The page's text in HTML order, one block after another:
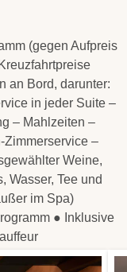
(gegen Aufpreis
an Bord, darunter:
in jeder Suite –
– Mahlzeiten –
Zimmerservice –
Weine,
Wasser, Tee und
im Spa)
● Inklusive